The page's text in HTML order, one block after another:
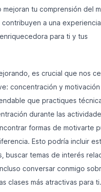
tu comprensión del
a una
para ti y tus
es crucial que nos
concentración y motivación
que practiques
durante las
formas de motivarte
Esto podría incluir
buscar temas de interés
conversar conmigo
clases más atractivas para ti.